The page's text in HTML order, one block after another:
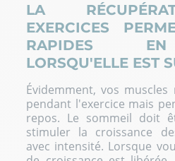
LA
EXERCICES
RAPIDES EN
LORSQU'ELLE EST
Évidemment, vos
pendant l'exercice mais
repos. Le sommeil doit
stimuler la croissance
avec intensité. Lorsque